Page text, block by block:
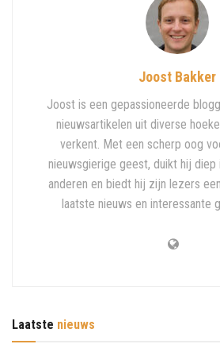
Joost Bakker
Joost is een gepassioneerde
nieuwsartikelen uit diverse
verkent. Met een scherp oog
nieuwsgierige geest, duikt hij diep
anderen en biedt hij zijn lezers
laatste nieuws en interessante
Laatste nieuws